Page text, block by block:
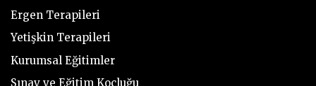
Ergen Terapileri
Yetişkin Terapileri
Kurumsal Eğitimler
Sınav ve Eğitim Koçluğu